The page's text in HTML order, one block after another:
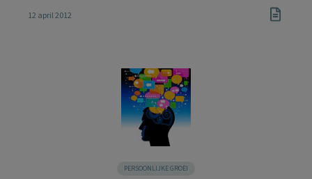
12 april 2012
PERSOONLIJKE GROEI